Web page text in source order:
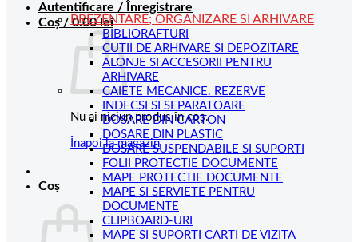
Autentificare / Înregistrare
Coș /0.00lei
Nu ai niciun produs în coș.
Înapoi la magazin
Coș
PREZENTARE; ORGANIZARE SI ARHIVARE
BIBLIORAFTURI
CUTII DE ARHIVARE SI DEPOZITARE
ALONJE SI ACCESORII PENTRU
ARHIVARE
CAIETE MECANICE. REZERVE
INDECSI SI SEPARATOARE
DOSARE DIN CARTON
DOSARE DIN PLASTIC
DOSARE SUSPENDABILE SI SUPORTI
FOLII PROTECTIE DOCUMENTE
MAPE PROTECTIE DOCUMENTE
MAPE SI SERVIETE PENTRU
DOCUMENTE
CLIPBOARD-URI
MAPE SI SUPORTI CARTI DE VIZITA